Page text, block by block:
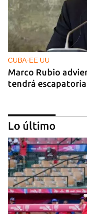
CUBA-EE UU
Marco Rubio
tendrá
Lo último